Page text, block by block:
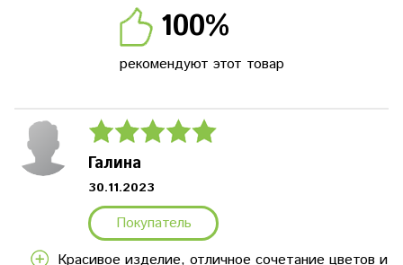
100%
рекомендуют этот товар
Галина
30.11.2023
Покупатель
Красивое изделие, отличное сочетание цветов и